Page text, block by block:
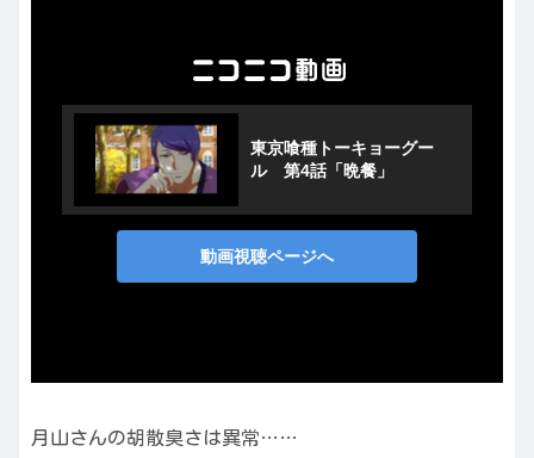
月山さんの胡散臭さは異常……